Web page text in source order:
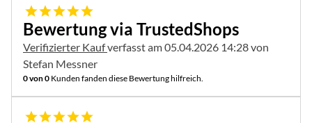
5 von 5
Bewertung via TrustedShops
Verifizierter Kaufverfasst am 05.04.2026 14:28 von
Stefan Messner
0 von 0 Kunden fanden diese Bewertung hilfreich.
5 von 5